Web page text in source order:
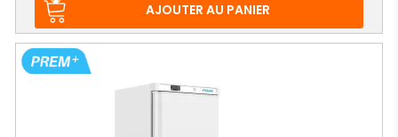
AJOUTER AU PANIER